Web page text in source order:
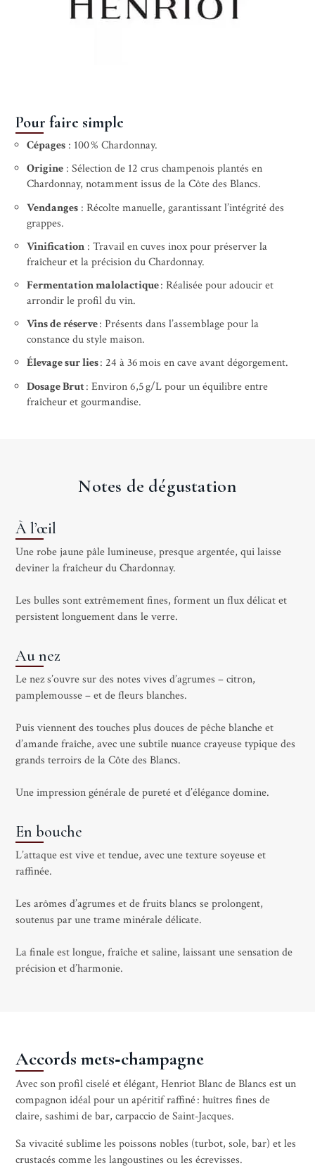
Pour faire simple
Cépages : 100 % Chardonnay.
Origine : Sélection de 12 crus champenois plantés en
Chardonnay, notamment issus de la Côte des Blancs.
Vendanges : Récolte manuelle, garantissant l’intégrité des
grappes.
Vinification : Travail en cuves inox pour préserver la
fraîcheur et la précision du Chardonnay.
Fermentation malolactique: Réalisée pour adoucir et
arrondir le profil du vin.
Vins de réserve: Présents dans l’assemblage pour la
constance du style maison.
Élevage sur lies: 24 à 36 mois en cave avant dégorgement.
Dosage Brut: Environ 6,5 g/L pour un équilibre entre
fraîcheur et gourmandise.
Notes de dégustation
À l’œil
Une robe jaune pâle lumineuse, presque argentée, qui laisse
deviner la fraîcheur du Chardonnay.
Les bulles sont extrêmement fines, forment un flux délicat et
persistent longuement dans le verre.
Au nez
Le nez s’ouvre sur des notes vives d’agrumes – citron,
pamplemousse – et de fleurs blanches.
Puis viennent des touches plus douces de pêche blanche et
d’amande fraîche, avec une subtile nuance crayeuse typique des
grands terroirs de la Côte des Blancs.
Une impression générale de pureté et d’élégance domine.
En bouche
L’attaque est vive et tendue, avec une texture soyeuse et
raffinée.
Les arômes d’agrumes et de fruits blancs se prolongent,
soutenus par une trame minérale délicate.
La finale est longue, fraîche et saline, laissant une sensation de
précision et d’harmonie.
Accords mets‑champagne
Avec son profil ciselé et élégant, Henriot Blanc de Blancs est un
compagnon idéal pour un apéritif raffiné : huîtres fines de
claire, sashimi de bar, carpaccio de Saint‑Jacques.
Sa vivacité sublime les poissons nobles (turbot, sole, bar) et les
crustacés comme les langoustines ou les écrevisses.